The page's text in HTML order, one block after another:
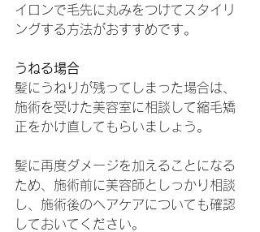
イロンで毛先に丸みをつけてスタイリ
ングする方法がおすすめです。
うねる場合
髪にうねりが残ってしまった場合は、
施術を受けた美容室に相談して縮毛矯
正をかけ直してもらいましょう。
髪に再度ダメージを加えることになる
ため、施術前に美容師としっかり相談
し、施術後のヘアケアについても確認
しておいてください。